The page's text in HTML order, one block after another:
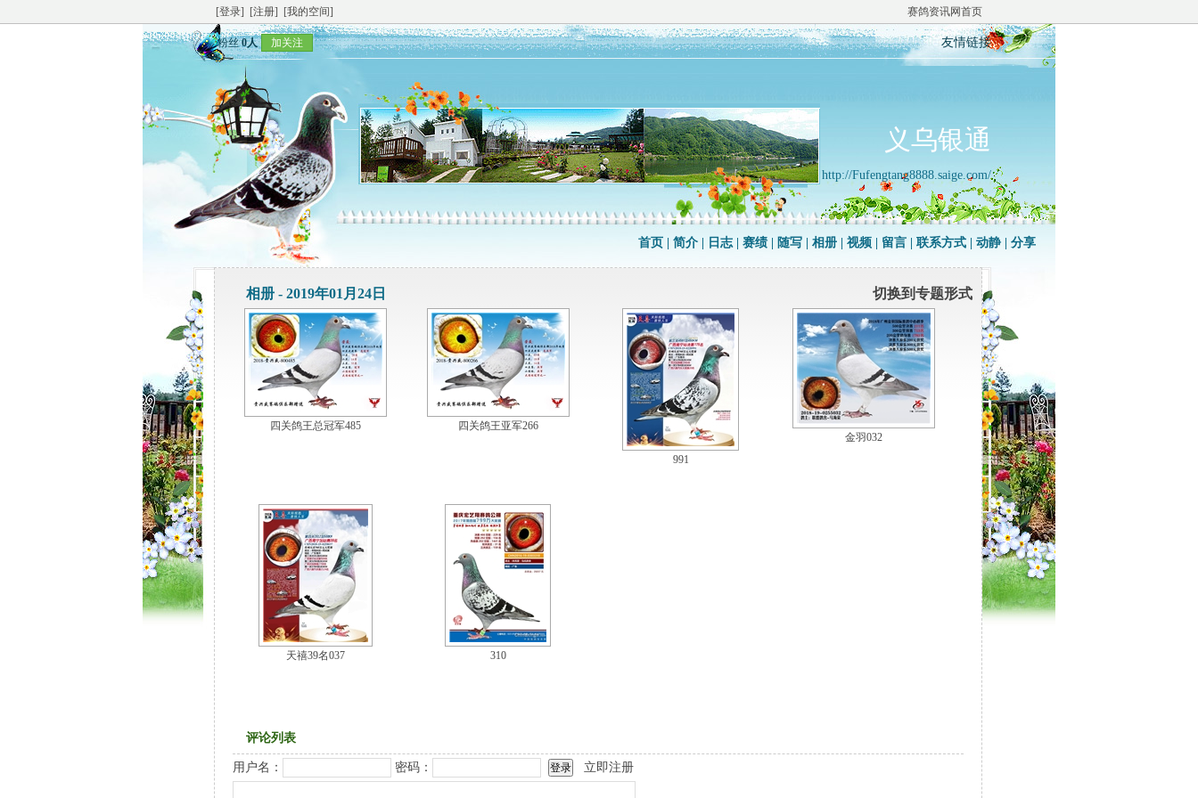
[登录] [注册] [我的空间] 赛鸽资讯网首页
粉丝0人 加关注 友情链接
义乌银通
http://Fufengtang8888.saige.com/
首页 简介 日志| 赛绩 随写 相册 视频 留言 联系方式 动静 分享
相册 - 2019年01月24日 切换到专题形式
四关鸽王总冠军485 四关鸽王亚军266
991
金羽032
天禧39名037 310
评论列表
用户名： 密码： 立即注册